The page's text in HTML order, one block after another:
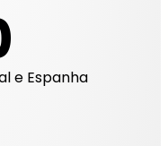
e Espanha